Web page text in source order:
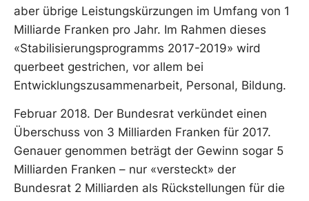
aber übrige Leistungskürzungen im Umfang von 1
Milliarde Franken pro Jahr. Im Rahmen dieses
«Stabilisierungsprogramms 2017-2019» wird
querbeet gestrichen, vor allem bei
Entwicklungszusammenarbeit, Personal, Bildung.
Februar 2018. Der Bundesrat verkündet einen
Überschuss von 3 Milliarden Franken für 2017.
Genauer genommen beträgt der Gewinn sogar 5
Milliarden Franken – nur «versteckt» der
Bundesrat 2 Milliarden als Rückstellungen für die